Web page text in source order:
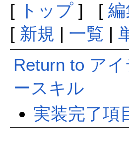
[ トップ] [
[ 新規 | 一覧 |
Return to ア
ースキル
実装完了項